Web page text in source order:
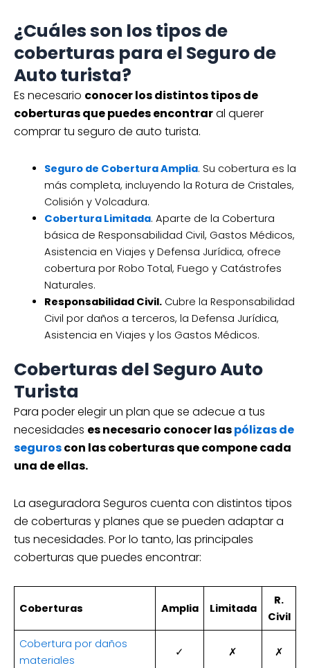
¿Cuáles son los tipos de
coberturas para el Seguro de
Auto turista?
Es necesario conocer los distintos tipos de
coberturas que puedes encontraral querer
comprar tu seguro de auto turista.
Seguro de Cobertura Amplia. Su cobertura es la
más completa, incluyendo la Rotura de Cristales,
Colisión y Volcadura.
Cobertura Limitada. Aparte de la Cobertura
básica de Responsabilidad Civil, Gastos Médicos,
Asistencia en Viajes y Defensa Jurídica, ofrece
cobertura por Robo Total, Fuego y Catástrofes
Naturales.
Responsabilidad Civil.Cubre la Responsabilidad
Civil por daños a terceros, la Defensa Jurídica,
Asistencia en Viajes y los Gastos Médicos.
Coberturas del Seguro Auto
Turista
Para poder elegir un plan que se adecue a tus
necesidades es necesario conocer laspólizas de
seguroscon las coberturas que compone cada
una de ellas.
La aseguradora Seguros cuenta con distintos tipos
de coberturas y planes que se pueden adaptar a
tus necesidades. Por lo tanto, las principales
coberturas que puedes encontrar:
Coberturas Amplia Limitada
R.
Civil
Cobertura por daños
materiales
✓ ✗ ✗